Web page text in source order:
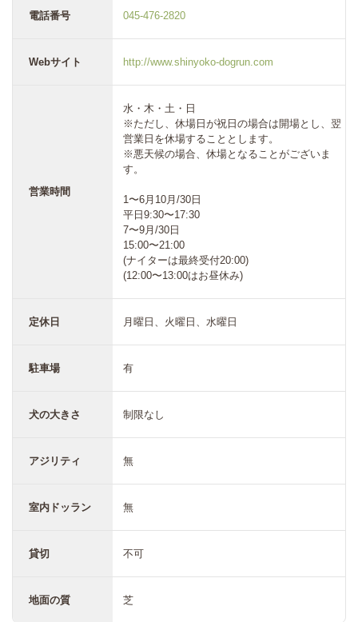
電話番号 045-476-2820
Webサイト http://www.shinyoko-dogrun.com
営業時間
水・木・土・日
※ただし、休場日が祝日の場合は開場とし、翌
営業日を休場することとします。
※悪天候の場合、休場となることがございま
す。
1〜6月10月/30日
平日9:30〜17:30
7〜9月/30日
15:00〜21:00
(ナイターは最終受付20:00)
(12:00〜13:00はお昼休み)
定休日 月曜日、火曜日、水曜日
駐車場 有
犬の大きさ 制限なし
アジリティ 無
室内ドッラン 無
貸切 不可
地面の質 芝